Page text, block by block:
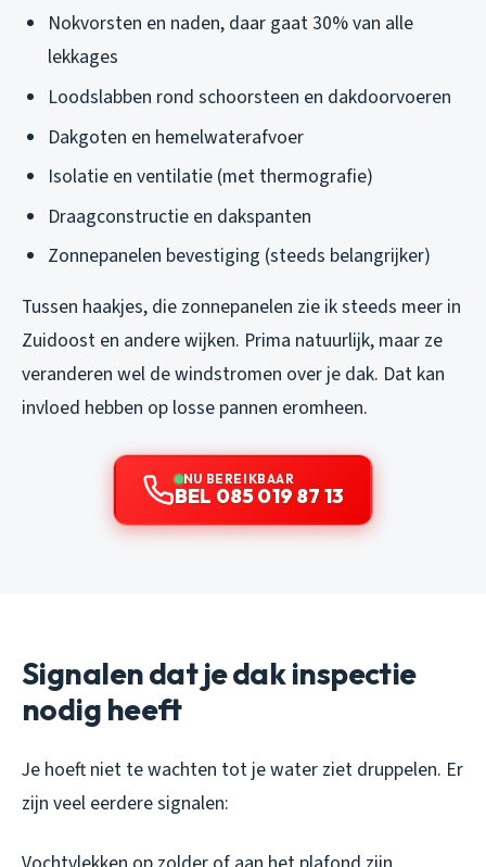
Nokvorsten en naden, daar gaat 30% van alle
lekkages
Loodslabben rond schoorsteen en dakdoorvoeren
Dakgoten en hemelwaterafvoer
Isolatie en ventilatie (met thermografie)
Draagconstructie en dakspanten
Zonnepanelen bevestiging (steeds belangrijker)
Tussen haakjes, die zonnepanelen zie ik steeds meer in
Zuidoost en andere wijken. Prima natuurlijk, maar ze
veranderen wel de windstromen over je dak. Dat kan
invloed hebben op losse pannen eromheen.
NU BEREIKBAAR
BEL 085 019 87 13
Signalen dat je dak inspectie
nodig heeft
Je hoeft niet te wachten tot je water ziet druppelen. Er
zijn veel eerdere signalen: